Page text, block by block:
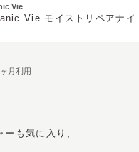
Vie
Vie モイストリペアナイ
月利用
も気に入り、